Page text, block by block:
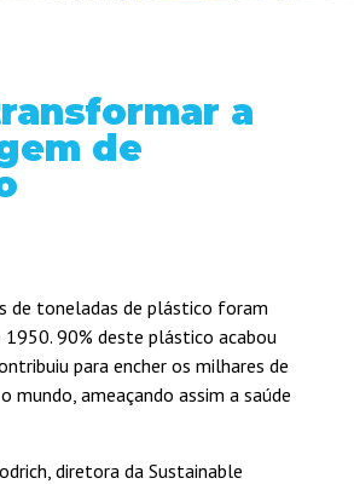
a
de
de toneladas de plástico foram
1950. 90% deste plástico acabou
para encher os milhares de
mundo, ameaçando assim a saúde
diretora da Sustainable